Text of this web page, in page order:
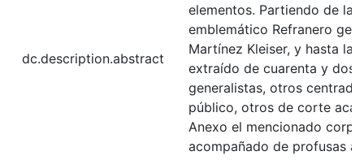
dc.description.abstract
elementos. Partiendo de la
emblemático Refranero
Martínez Kleiser, y hasta la
extraído de cuarenta y dos
generalistas, otros
público, otros de corte
Anexo el mencionado
acompañado de profusas